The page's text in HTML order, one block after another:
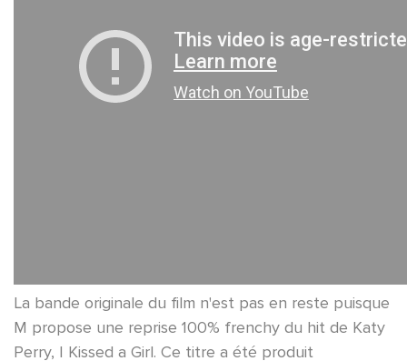
La bande originale du film n'est pas en reste puisque
M propose une reprise 100% frenchy du hit de Katy
Perry, I Kissed a Girl. Ce titre a été produit